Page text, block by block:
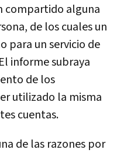
compartido alguna
de los cuales un
para un servicio de
informe subraya
de los
utilizado la misma
cuentas.
de las razones por